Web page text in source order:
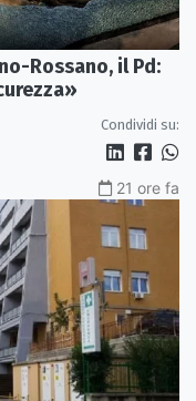
Rossano, il Pd:
Condividi su:
21 ore fa